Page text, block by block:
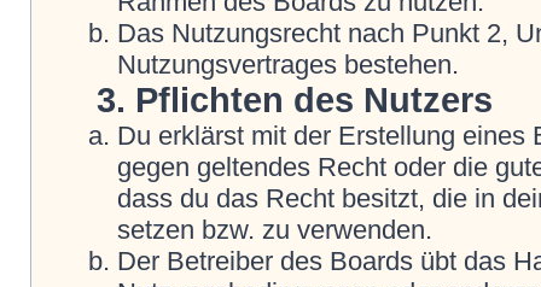
Das Nutzungsrecht nach Punkt 2,
Nutzungsvertrages bestehen.
3. Pflichten des Nutzers
Du erklärst mit der Erstellung eines
gegen geltendes Recht oder die
dass du das Recht besitzt, die in
setzen bzw. zu verwenden.
Der Betreiber des Boards übt das